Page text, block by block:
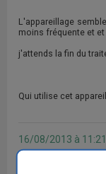
L'appareillage
moins fréquente et et
j'attends la fin du
Qui utilise cet
16/08/2013 à